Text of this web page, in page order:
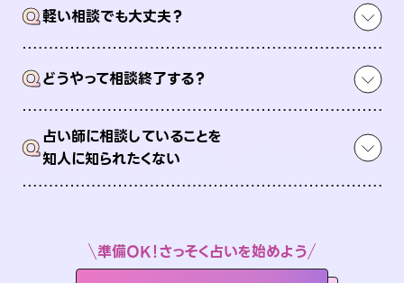
Q軽い相談でも大丈夫？
Qどうやって相談終了する？
Q占い師に相談していることを
知人に知られたくない
準備OK！さっそく占いを始めよう